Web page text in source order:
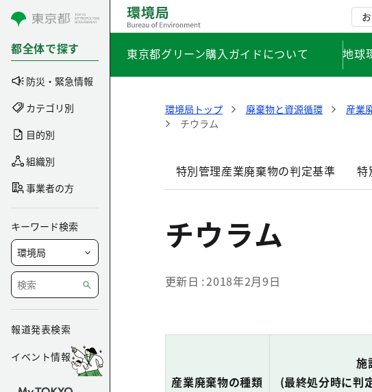
コンテンツにスキップ
都全体で探す
防災・緊急情報
カテゴリ別
目的別
組織別
事業者の方
キーワード検索
報道発表検索
イベント情報
東京都グリーン購入ガイドについて 地球
環境局トップ 廃棄物と資源循環 産業
チウラム
特別管理産業廃棄物の判定基準 特
チウラム
更新日 2018年2月9日
産業廃棄物の種類
施
(最終処分時に判